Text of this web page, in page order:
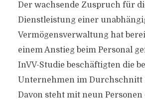
Der wachsende Zuspruch für
Dienstleistung einer
Vermögensverwaltung hat
einem Anstieg beim Personal
InVV-Studie beschäftigten die
Unternehmen im Durchschnitt
Davon steht mit neun Personen